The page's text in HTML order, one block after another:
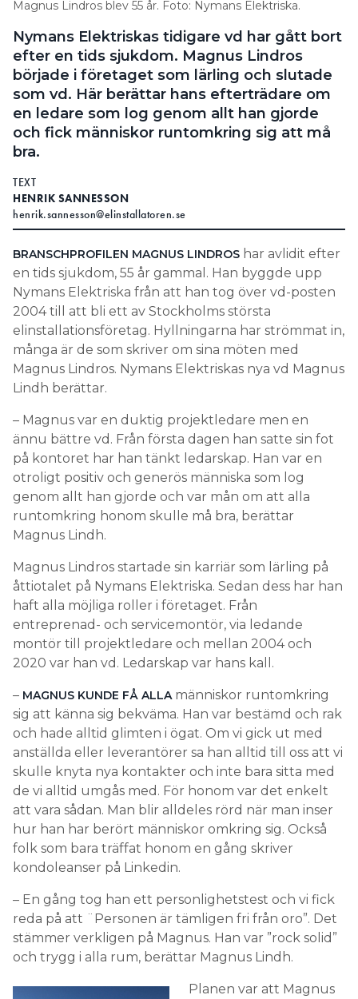
SEARCH
Magnus Lindros blev 55 år. Foto: Nymans Elektriska.
Nymans Elektriskas tidigare vd har gått bort
efter en tids sjukdom. Magnus Lindros
började i företaget som lärling och slutade
som vd. Här berättar hans efterträdare om
en ledare som log genom allt han gjorde
och fick människor runtomkring sig att må
bra.
TEXT
HENRIK SANNESSON
henrik.sannesson@elinstallatoren.se
BRANSCHPROFILEN MAGNUS LINDROS har avlidit efter
en tids sjukdom, 55 år gammal. Han byggde upp
Nymans Elektriska från att han tog över vd-posten
2004 till att bli ett av Stockholms största
elinstallationsföretag. Hyllningarna har strömmat in,
många är de som skriver om sina möten med
Magnus Lindros. Nymans Elektriskas nya vd Magnus
Lindh berättar.
– Magnus var en duktig projektledare men en
ännu bättre vd. Från första dagen han satte sin fot
på kontoret har han tänkt ledarskap. Han var en
otroligt positiv och generös människa som log
genom allt han gjorde och var mån om att alla
runtomkring honom skulle må bra, berättar
Magnus Lindh.
Magnus Lindros startade sin karriär som lärling på
åttiotalet på Nymans Elektriska. Sedan dess har han
haft alla möjliga roller i företaget. Från
entreprenad- och servicemontör, via ledande
montör till projektledare och mellan 2004 och
2020 var han vd. Ledarskap var hans kall.
– MAGNUS KUNDE FÅ ALLAmänniskor runtomkring
sig att känna sig bekväma. Han var bestämd och rak
och hade alltid glimten i ögat. Om vi gick ut med
anställda eller leverantörer sa han alltid till oss att vi
skulle knyta nya kontakter och inte bara sitta med
de vi alltid umgås med. För honom var det enkelt
att vara sådan. Man blir alldeles rörd när man inser
hur han har berört människor omkring sig. Också
folk som bara träffat honom en gång skriver
kondoleanser på Linkedin.
– En gång tog han ett personlighetstest och vi fick
reda på att ¨Personen är tämligen fri från oro”. Det
stämmer verkligen på Magnus. Han var ”rock solid”
och trygg i alla rum, berättar Magnus Lindh.
Planen var att Magnus